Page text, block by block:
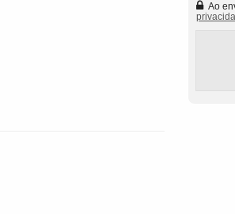
Ao